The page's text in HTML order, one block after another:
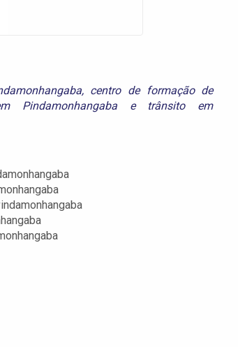
, centro de formação de
Pindamonhangaba e trânsito em